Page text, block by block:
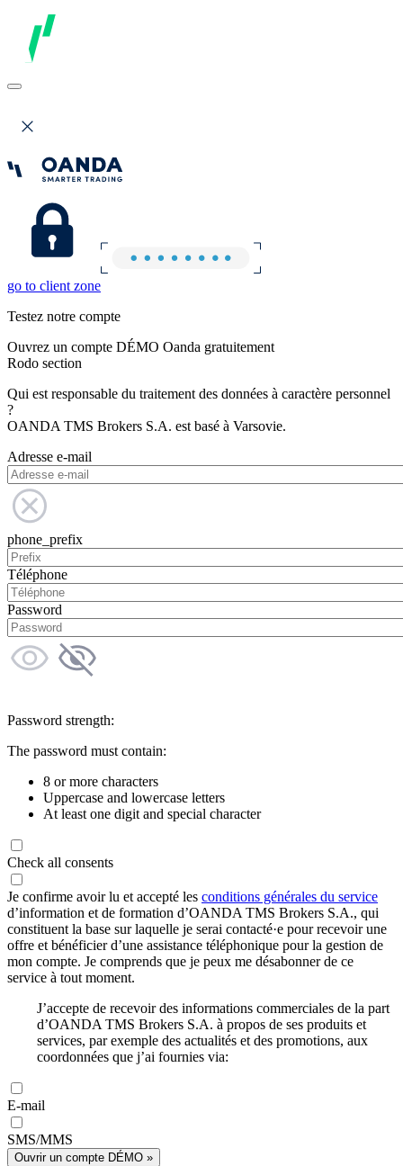
go to client zone
Testez notre compte
Ouvrez un compte DÉMO Oanda gratuitement
Rodo section
Qui est responsable du traitement des données à caractère personnel
?
OANDA TMS Brokers S.A. est basé à Varsovie.
Adresse e-mail
phone_prefix
Téléphone
Password
Password strength:
The password must contain:
8 or more characters
Uppercase and lowercase letters
At least one digit and special character
Check all consents
Je confirme avoir lu et accepté les conditions générales du service
d’information et de formation d’OANDA TMS Brokers S.A., qui
constituent la base sur laquelle je serai contacté·e pour recevoir une
offre et bénéficier d’une assistance téléphonique pour la gestion de
mon compte. Je comprends que je peux me désabonner de ce
service à tout moment.
J’accepte de recevoir des informations commerciales de la part
d’OANDA TMS Brokers S.A. à propos de ses produits et
services, par exemple des actualités et des promotions, aux
coordonnées que j’ai fournies via:
E-mail
SMS/MMS
Ouvrir un compte DÉMO »